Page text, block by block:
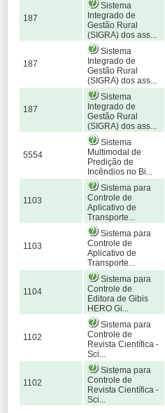
187
Sistema
Integrado de
Gestão Rural
(SIGRA) dos ass...
187
Sistema
Integrado de
Gestão Rural
(SIGRA) dos ass...
187
Sistema
Integrado de
Gestão Rural
(SIGRA) dos ass...
5554
Sistema
Multimodal de
Predição de
Incêndios no Bi...
1103
Sistema para
Controle de
Aplicativo de
Transporte...
1103
Sistema para
Controle de
Aplicativo de
Transporte...
1104
Sistema para
Controle de
Editora de Gibis
HERO Gi...
1102
Sistema para
Controle de
Revista Científica -
Sci...
1102
Sistema para
Controle de
Revista Científica -
Sci...